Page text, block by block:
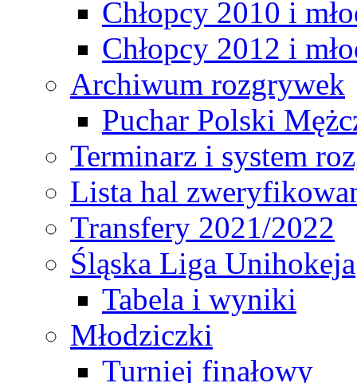
Chłopcy 2010 i
Chłopcy 2012 i
Archiwum rozgrywek
Puchar Polski
Terminarz i system
Lista hal
Transfery 2021/2022
Śląska Liga Unihokeja
Tabela i wyniki
Młodziczki
Turniej finałowy